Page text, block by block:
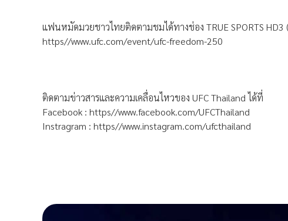
แฟนหมัดมวยชาวไทยติดตามชมได้ทางช่อง TRUE SPORTS
https//www.ufc.com/event/ufc-freedom-250
ติดตามข่าวสารและความเคลื่อนไหวของ UFC Thailand ได้ที่
Facebook : https//www.facebook.com/UFCThailand
Instragram : https//www.instagram.com/ufcthailand